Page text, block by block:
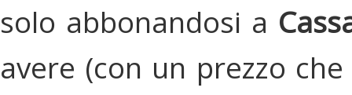
solo abbonandosi a
avere (con un prezzo